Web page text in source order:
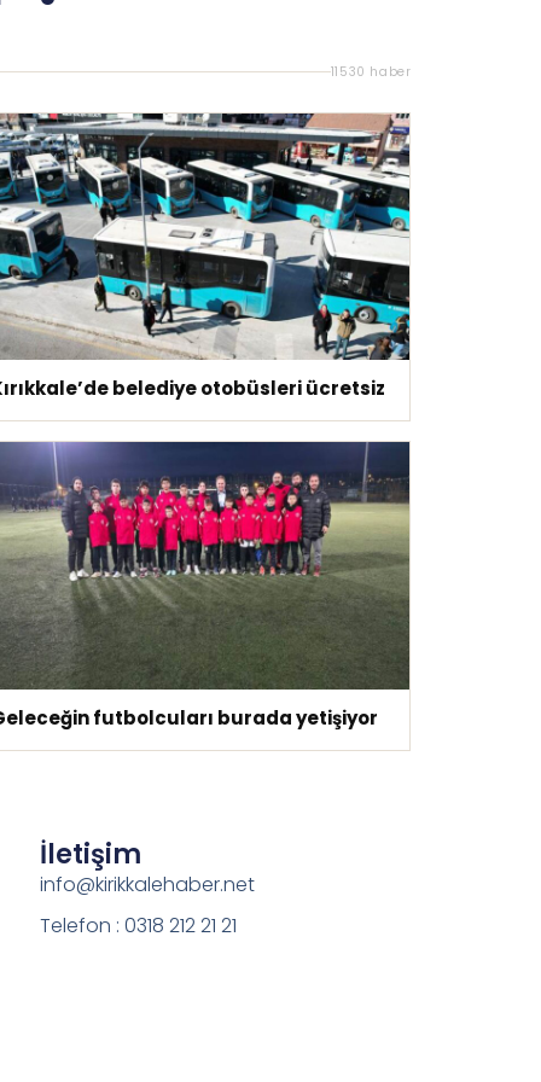
11530 haber
belediye otobüsleri ücretsiz
futbolcuları burada yetişiyor
İletişim
info@kirikkalehaber.net
Telefon : 0318 212 21 21